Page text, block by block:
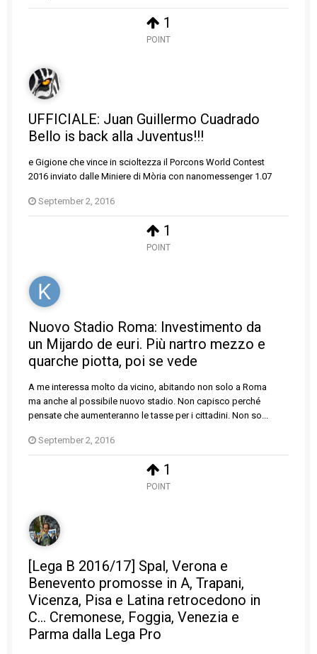
1
POINT
1
POINT
UFFICIALE: Juan Guillermo Cuadrado
Bello is back alla Juventus!!!
e Gigione che vince in scioltezza il Porcons World Contest
2016 inviato dalle Miniere di Mòria con nanomessenger 1.07
September 2, 2016
1
POINT
Nuovo Stadio Roma: Investimento da
un Mijardo de euri. Più nartro mezzo e
quarche piotta, poi se vede
A me interessa molto da vicino, abitando non solo a Roma
ma anche al possibile nuovo stadio. Non capisco perché
pensate che aumenteranno le tasse per i cittadini. Non so...
September 2, 2016
[Lega B 2016/17] Spal, Verona e
Benevento promosse in A, Trapani,
Vicenza, Pisa e Latina retrocedono in
C... Cremonese, Foggia, Venezia e
Parma dalla Lega Pro